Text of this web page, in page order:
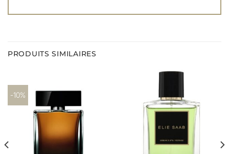
PRODUITS SIMILAIRES
-10%